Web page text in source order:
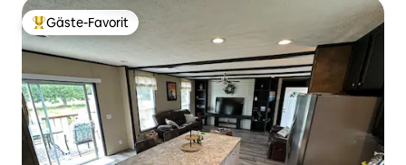
Beliebter Gäste-Favorit.
Gäste-Favorit